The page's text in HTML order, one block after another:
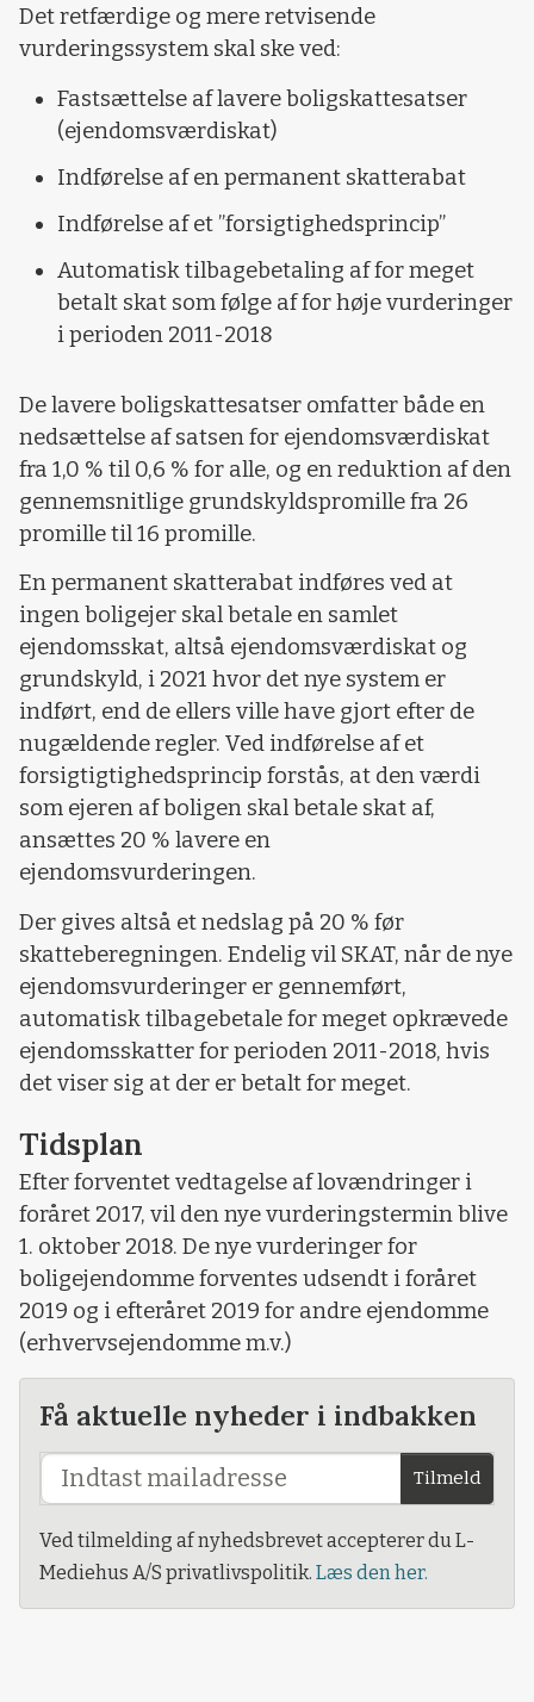
Det retfærdige og mere retvisende
vurderingssystem skal ske ved:
Fastsættelse af lavere boligskattesatser
(ejendomsværdiskat)
Indførelse af en permanent skatterabat
Indførelse af et ”forsigtighedsprincip”
Automatisk tilbagebetaling af for meget
betalt skat som følge af for høje vurderinger
i perioden 2011-2018
De lavere boligskattesatser omfatter både en
nedsættelse af satsen for ejendomsværdiskat
fra 1,0 % til 0,6 % for alle, og en reduktion af den
gennemsnitlige grundskyldspromille fra 26
promille til 16 promille.
En permanent skatterabat indføres ved at
ingen boligejer skal betale en samlet
ejendomsskat, altså ejendomsværdiskat og
grundskyld, i 2021 hvor det nye system er
indført, end de ellers ville have gjort efter de
nugældende regler. Ved indførelse af et
forsigtigtighedsprincip forstås, at den værdi
som ejeren af boligen skal betale skat af,
ansættes 20 % lavere en
ejendomsvurderingen.
Der gives altså et nedslag på 20 % før
skatteberegningen. Endelig vil SKAT, når de nye
ejendomsvurderinger er gennemført,
automatisk tilbagebetale for meget opkrævede
ejendomsskatter for perioden 2011-2018, hvis
det viser sig at der er betalt for meget.
Tidsplan
Efter forventet vedtagelse af lovændringer i
foråret 2017, vil den nye vurderingstermin blive
1. oktober 2018. De nye vurderinger for
boligejendomme forventes udsendt i foråret
2019 og i efteråret 2019 for andre ejendomme
(erhvervsejendomme m.v.)
Få aktuelle nyheder i indbakken
Tilmeld
Ved tilmelding af nyhedsbrevet accepterer du L-
Mediehus A/S privatlivspolitik. Læs den her.